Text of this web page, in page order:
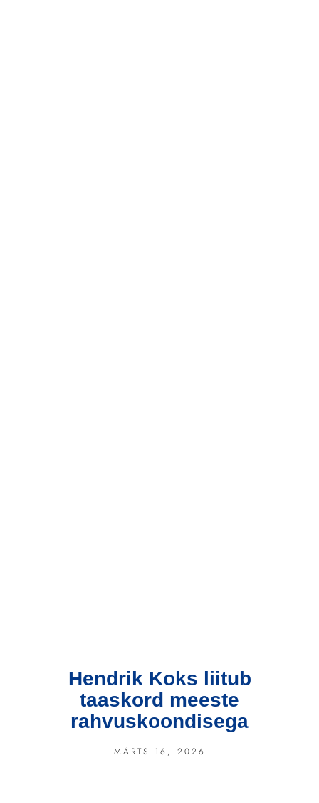
Hendrik Koks liitub
taaskord meeste
rahvuskoondisega
MÄRTS 16, 2026